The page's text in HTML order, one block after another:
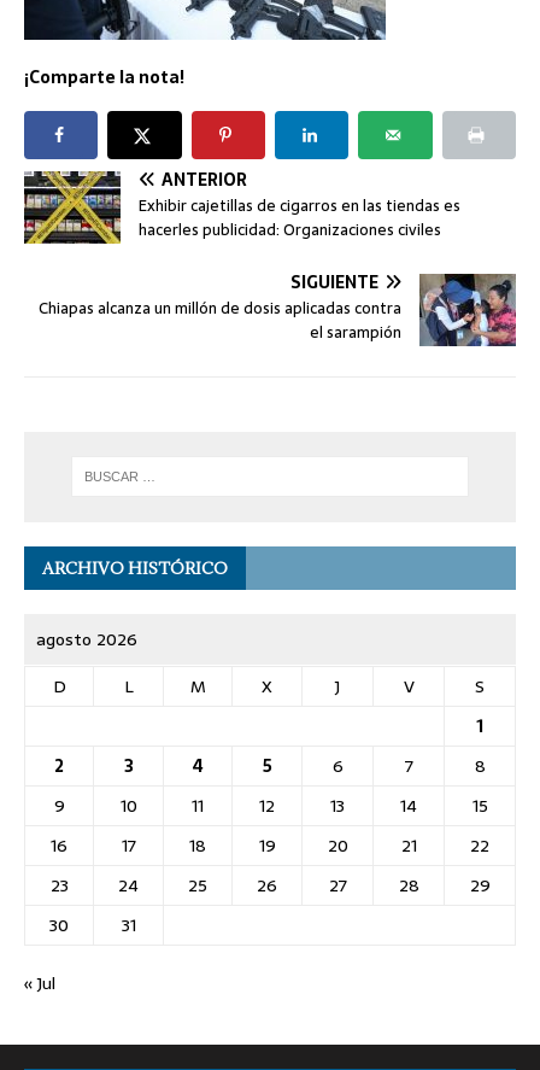
¡Comparte la nota!
ANTERIOR
Exhibir cajetillas de cigarros en las tiendas es
hacerles publicidad: Organizaciones civiles
SIGUIENTE
Chiapas alcanza un millón de dosis aplicadas contra
el sarampión
ARCHIVO HISTÓRICO
agosto 2026
D
L M X J V
S
1
2
3 4 5 6 7
8
9
10 11 12 13 14
15
16
17 18 19 20 21
22
23
24 25 26 27 28
29
30
31
« Jul